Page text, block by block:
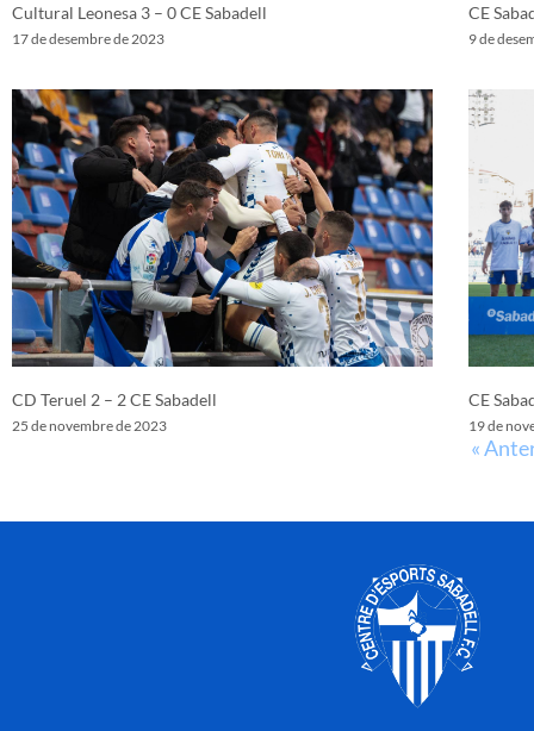
Cultural Leonesa 3 – 0 CE Sabadell
17 de desembre de 2023
CE
9 de
CD Teruel 2 – 2 CE Sabadell
25 de novembre de 2023
CE
19 de
«